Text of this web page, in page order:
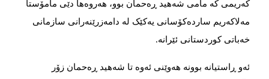
كەریمی كە مامی شەهید ڕەحمان بوو، هەروەها دێی مامۆستا
مەلاكەریم ساردەكۆسانی یەكێک لە دامەزرێنەرانی سازمانی
خەباتی كوردستانی ئێرانە.
ئەو ڕاستیانە بوونە هەوێنی ئەوە تا شەهید ڕەحمان زۆر